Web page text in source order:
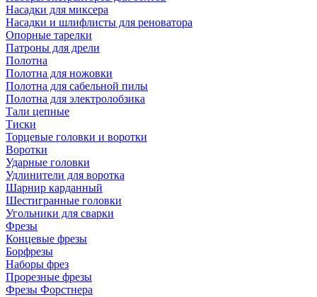
Насадки для миксера
Насадки и шлифлисты для реноватора
Опорные тарелки
Патроны для дрели
Полотна
Полотна для ножовки
Полотна для сабельной пилы
Полотна для электролобзика
Тали цепные
Тиски
Торцевые головки и воротки
Воротки
Ударные головки
Удлинители для воротка
Шарнир карданный
Шестигранные головки
Угольники для сварки
Фрезы
Концевые фрезы
Борфрезы
Наборы фрез
Прорезные фрезы
Фрезы Форстнера